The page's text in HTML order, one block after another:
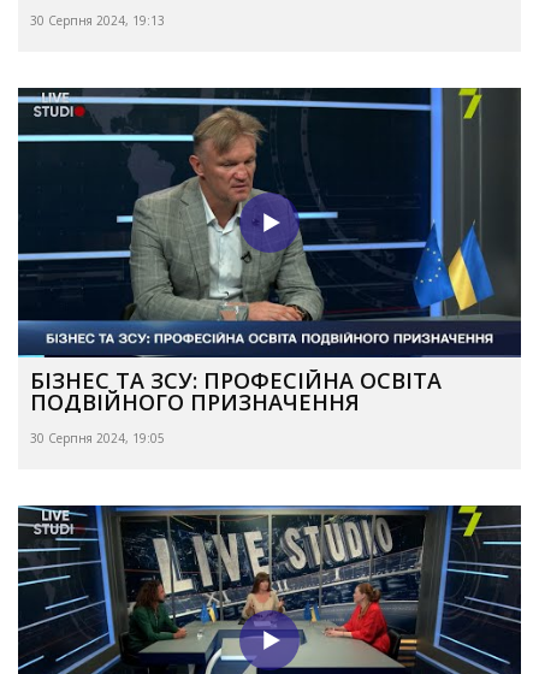
30 Серпня 2024, 19:13
БІЗНЕС ТА ЗСУ: ПРОФЕСІЙНА ОСВІТА
ПОДВІЙНОГО ПРИЗНАЧЕННЯ
30 Серпня 2024, 19:05